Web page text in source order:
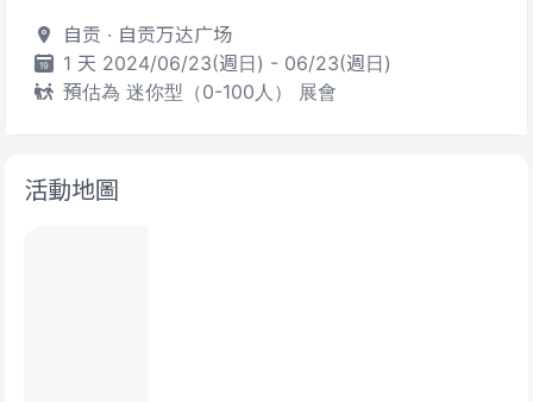
自贡 · 自贡万达广场
1 天 2024/06/23(週日) - 06/23(週日)
預估為 迷你型（0-100人） 展會
活動地圖